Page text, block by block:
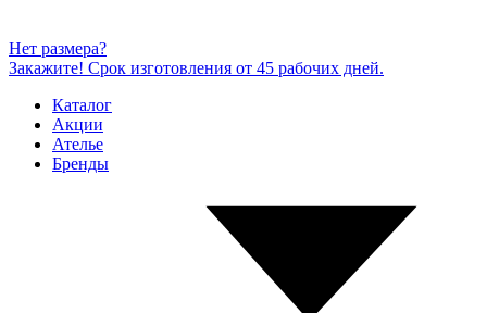
Нет размера?
Закажите! Срок изготовления от 45 рабочих дней.
Каталог
Акции
Ателье
Бренды